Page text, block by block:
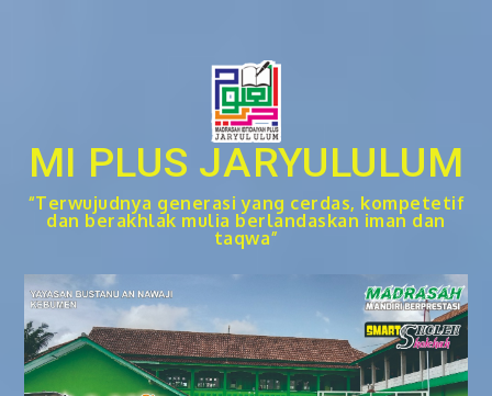
MI PLUS JARYULULUM
“Terwujudnya generasi yang cerdas, kompetetif
dan berakhlak mulia berlandaskan iman dan
taqwa”